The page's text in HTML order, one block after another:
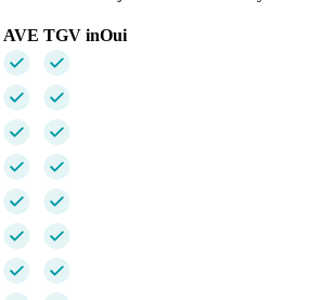
AVE TGV inOui